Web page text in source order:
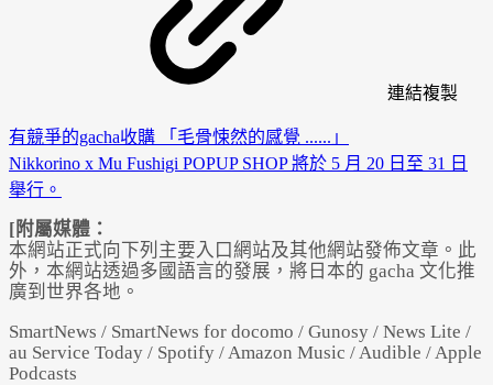
連結複製
有競爭的gacha收購 「毛骨悚然的感覺 ......」
Nikkorino x Mu Fushigi POPUP SHOP 將於 5 月 20 日至 31 日
舉行。
[附屬媒體：
本網站正式向下列主要入口網站及其他網站發佈文章。此
外，本網站透過多國語言的發展，將日本的 gacha 文化推
廣到世界各地。
SmartNews / SmartNews for docomo / Gunosy / News Lite /
au Service Today / Spotify / Amazon Music / Audible / Apple
Podcasts